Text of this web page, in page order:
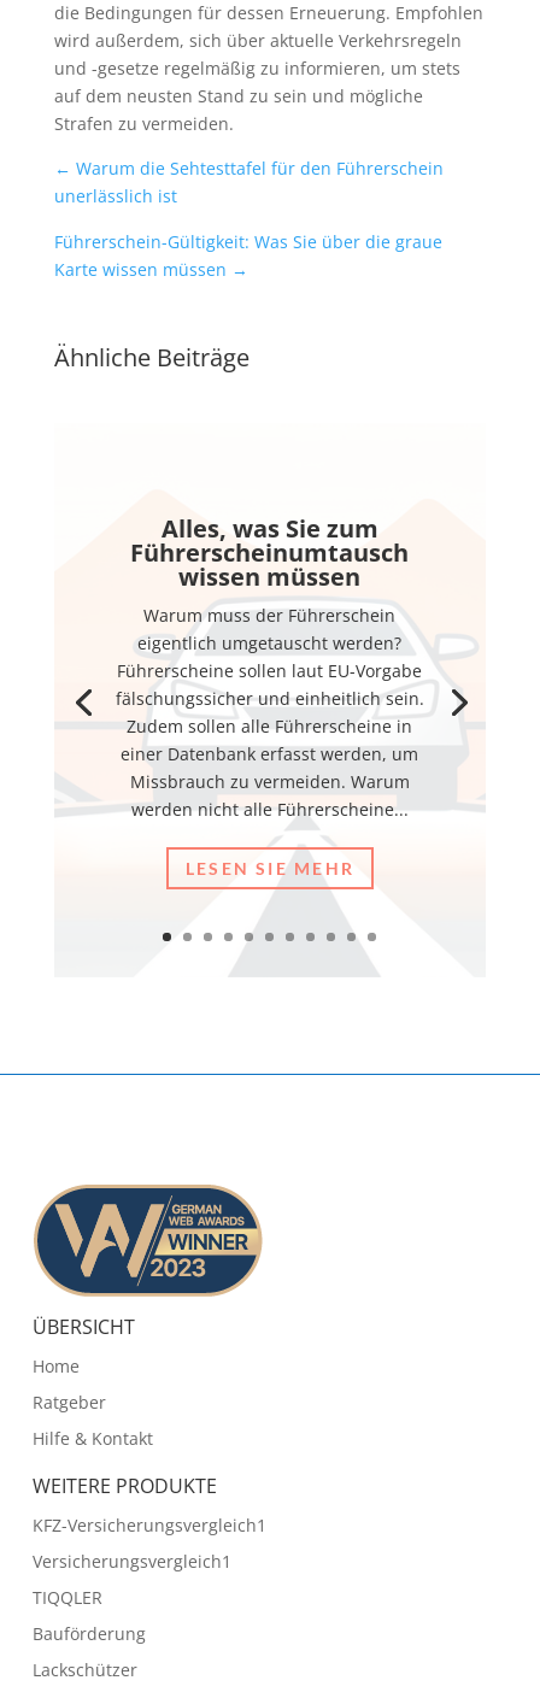
die Bedingungen für dessen Erneuerung. Empfohlen
wird außerdem, sich über aktuelle Verkehrsregeln
und -gesetze regelmäßig zu informieren, um stets
auf dem neusten Stand zu sein und mögliche
Strafen zu vermeiden.
← Warum die Sehtesttafel für den Führerschein
unerlässlich ist
Führerschein-Gültigkeit: Was Sie über die graue
Karte wissen müssen →
Ähnliche Beiträge
Alles, was Sie zum
Führerscheinumtausch
wissen müssen
Warum muss der Führerschein
eigentlich umgetauscht werden?
Führerscheine sollen laut EU-Vorgabe
fälschungssicher und einheitlich sein.
Zudem sollen alle Führerscheine in
einer Datenbank erfasst werden, um
Missbrauch zu vermeiden. Warum
werden nicht alle Führerscheine...
LESEN SIE MEHR
ÜBERSICHT
Home
Ratgeber
Hilfe & Kontakt
WEITERE PRODUKTE
KFZ-Versicherungsvergleich1
Versicherungsvergleich1
TIQQLER
Bauförderung
Lackschützer